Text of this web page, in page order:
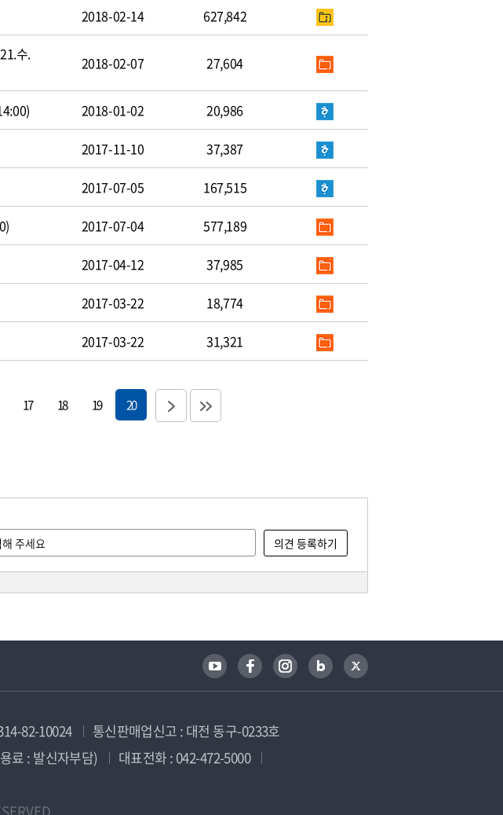
2018-02-14 627,842
수.
2018-02-07 27,604
2018-01-02 20,986
2017-11-10 37,387
2017-07-05 167,515
2017-07-04 577,189
2017-04-12 37,985
2017-03-22 18,774
2017-03-22 31,321
17 18 19 20
82-10024
통신판매업신고 : 대전 동구-0233호
료 : 발신자부담)
대표전화 : 042-472-5000